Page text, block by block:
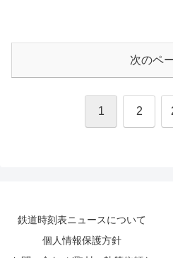
次のペ
1 2
鉄道時刻表ニュースについて
個人情報保護方針